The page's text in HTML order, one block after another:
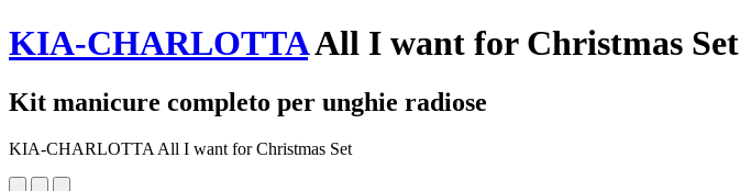
KIA-CHARLOTTAAll I want for Christmas Set
Kit manicure completo per unghie radiose
KIA-CHARLOTTA All I want for Christmas Set